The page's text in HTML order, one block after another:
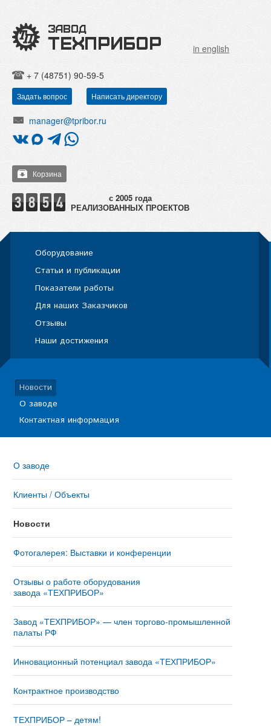
in english
+ 7 (48751) 90-59-5
Задать вопрос Написать директору
manager@tpribor.ru
Корзина
РЕАЛИЗОВАННЫХ ПРОЕКТОВ
Оборудование
Статьи и публикации
Показатели работы
Для наших Заказчиков
Отзывы
Наши достижения
Новости
О заводе
Контактная информация
О заводе
Клиенты / Объекты
Новости
Фотогалерея: Выставки и конференции
Отзывы о работе оборудования
завода «ТЕХПРИБОР»
Завод «ТЕХПРИБОР» — член торгово-промышленной
палаты РФ
Инновационный потенциал завода «ТЕХПРИБОР»
Контрактное производство
ТЕХПРИБОР – детям!